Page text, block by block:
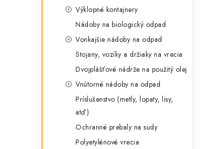
Výklopné kontajnery
Nádoby na biologický odpad
Vonkajšie nádoby na odpad
Stojany, vozíky a držiaky na vrecia
Dvojplášťové nádrže na použitý olej
Vnútorné nádoby na odpad
Príslušenstvo (metly, lopaty, lisy,
atď.)
Ochranné prebaly na sudy
Polyetylénové vrecia